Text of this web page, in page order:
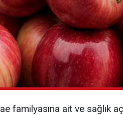
familyasına ait ve sağlık